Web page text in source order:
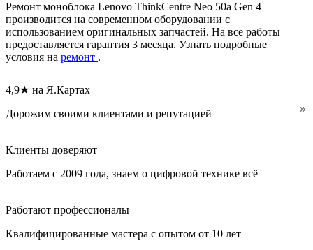
Ремонт моноблока Lenovo ThinkCentre Neo 50a Gen 4
производится на современном оборудовании с
использованием оригинальных запчастей. На все работы
предоставляется гарантия 3 месяца. Узнать подробные
условия на ремонт .
4,9★ на Я.Картах
Дорожим своими клиентами и репутацией
Клиенты доверяют
Работаем с 2009 года, знаем о цифровой технике всё
Работают профессионалы
Квалифицированные мастера с опытом от 10 лет